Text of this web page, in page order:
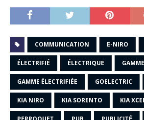
COMMUNICATION E-NIRO
ÉLECTRIFIÉ ÉLECTRIQUE GAMME
GAMME ÉLECTRIFIÉE GOELECTRIC
KIA NIRO KIA SORENTO KIA